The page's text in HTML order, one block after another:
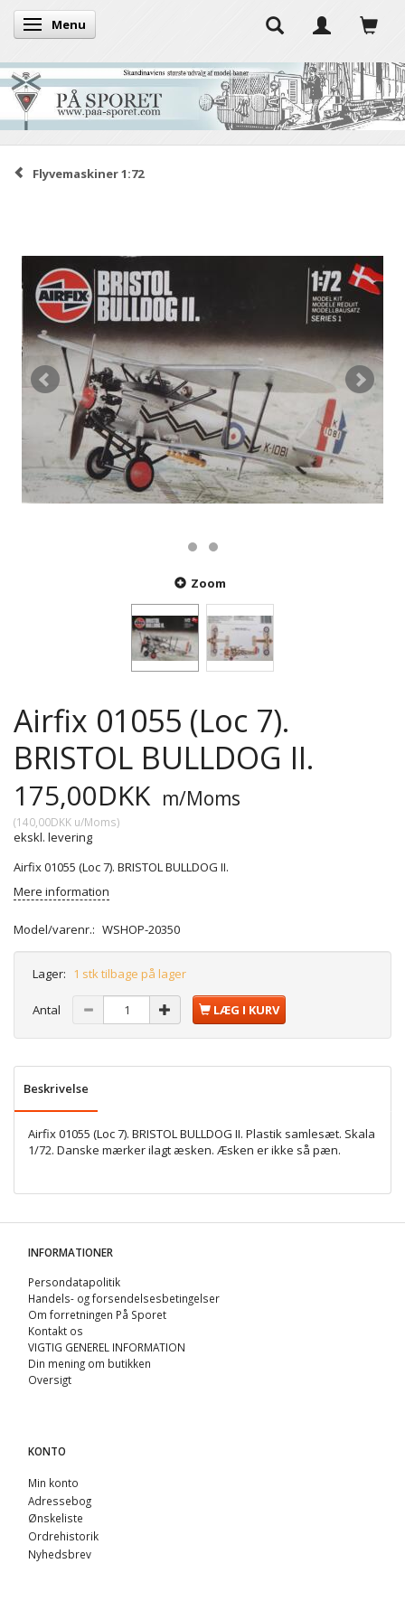
Skifte navigation
Menu
Flyvemaskiner 1:72
Zoom
Airfix 01055 (Loc 7).
BRISTOL BULLDOG II.
175,00DKK m/Moms
(140,00DKK u/Moms)
ekskl. levering
Airfix 01055 (Loc 7). BRISTOL BULLDOG II.
Mere information
Model/varenr.: WSHOP-20350
Lager: 1 stk tilbage på lager
Antal LÆG I KURV
Beskrivelse
Airfix 01055 (Loc 7). BRISTOL BULLDOG II. Plastik samlesæt. Skala
1/72. Danske mærker ilagt æsken. Æsken er ikke så pæn.
INFORMATIONER
Persondatapolitik
Handels- og forsendelsesbetingelser
Om forretningen På Sporet
Kontakt os
VIGTIG GENEREL INFORMATION
Din mening om butikken
Oversigt
KONTO
Min konto
Adressebog
Ønskeliste
Ordrehistorik
Nyhedsbrev